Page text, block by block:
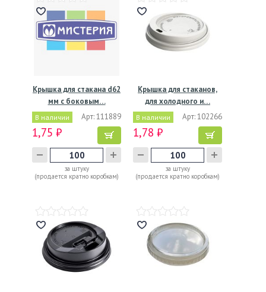
Крышка для стакана d62
мм с боковым…
В наличии Арт: 111889
1,75 ₽
за штуку
(продается кратно коробкам)
Крышка для стаканов,
для холодного и…
В наличии Арт: 102266
1,78 ₽
за штуку
(продается кратно коробкам)